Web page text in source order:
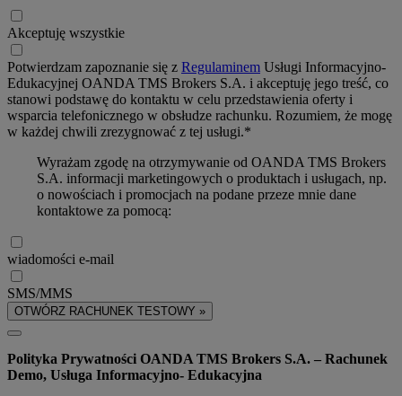
Akceptuję wszystkie
Potwierdzam zapoznanie się z Regulaminem Usługi Informacyjno-
Edukacyjnej OANDA TMS Brokers S.A. i akceptuję jego treść, co
stanowi podstawę do kontaktu w celu przedstawienia oferty i
wsparcia telefonicznego w obsłudze rachunku. Rozumiem, że mogę
w każdej chwili zrezygnować z tej usługi.*
Wyrażam zgodę na otrzymywanie od OANDA TMS Brokers
S.A. informacji marketingowych o produktach i usługach, np.
o nowościach i promocjach na podane przeze mnie dane
kontaktowe za pomocą:
wiadomości e-mail
SMS/MMS
OTWÓRZ RACHUNEK TESTOWY »
Polityka Prywatności OANDA TMS Brokers S.A. – Rachunek
Demo, Usługa Informacyjno- Edukacyjna